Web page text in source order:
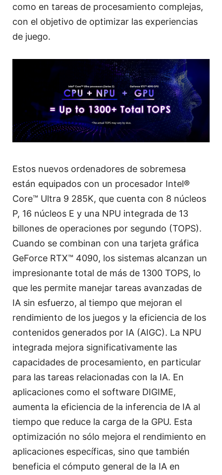
como en tareas de procesamiento complejas,
con el objetivo de optimizar las experiencias
de juego.
Estos nuevos ordenadores de sobremesa
están equipados con un procesador Intel®
Core™ Ultra 9 285K, que cuenta con 8 núcleos
P, 16 núcleos E y una NPU integrada de 13
billones de operaciones por segundo (TOPS).
Cuando se combinan con una tarjeta gráfica
GeForce RTX™ 4090, los sistemas alcanzan un
impresionante total de más de 1300 TOPS, lo
que les permite manejar tareas avanzadas de
IA sin esfuerzo, al tiempo que mejoran el
rendimiento de los juegos y la eficiencia de los
contenidos generados por IA (AIGC). La NPU
integrada mejora significativamente las
capacidades de procesamiento, en particular
para las tareas relacionadas con la IA. En
aplicaciones como el software DIGIME,
aumenta la eficiencia de la inferencia de IA al
tiempo que reduce la carga de la GPU. Esta
optimización no sólo mejora el rendimiento en
aplicaciones específicas, sino que también
beneficia el cómputo general de la IA en